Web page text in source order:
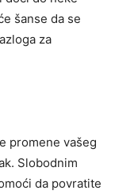
šanse da se
za
promene vašeg
Slobodnim
da povratite